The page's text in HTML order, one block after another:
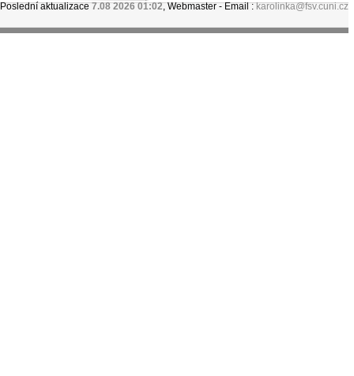
Poslední aktualizace7.08 2026 01:02, Webmaster - Email :karolinka@fsv.cuni.cz